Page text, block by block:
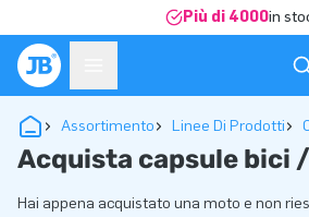
Più di 4000in
Assortimento Linee Di Prodotti
Acquista capsule bici
Hai appena acquistato una moto e non